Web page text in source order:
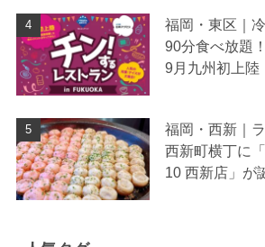
福岡・東区｜
90分食べ放題
9月九州初上陸
福岡・西新｜
西新町横丁に
10 西新店」が